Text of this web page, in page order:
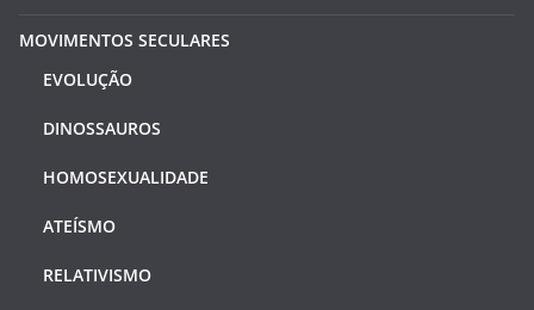
MOVIMENTOS SECULARES
EVOLUÇÃO
DINOSSAUROS
HOMOSEXUALIDADE
ATEÍSMO
RELATIVISMO